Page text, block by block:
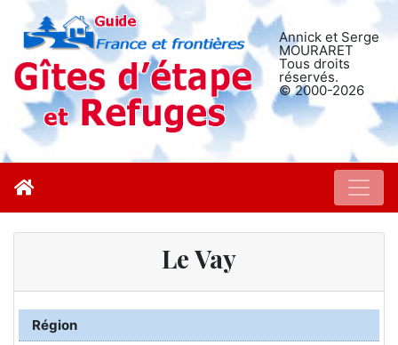
Annick et Serge
MOURARET
Tous droits
réservés.
© 2000-2026
Le Vay
Région